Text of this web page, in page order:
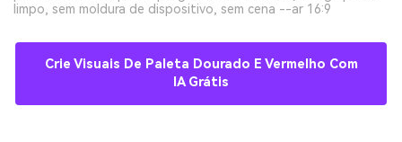
limpo, sem moldura de dispositivo, sem cena --ar 16:9
Crie Visuais De Paleta Dourado E Vermelho Com
IA Grátis